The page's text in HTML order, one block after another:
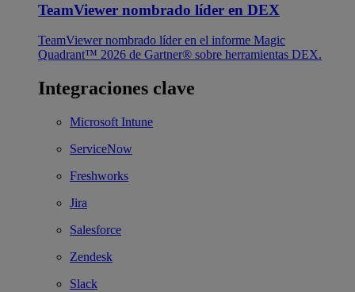
TeamViewer nombrado líder en DEX
TeamViewer nombrado líder en el informe Magic
Quadrant™ 2026 de Gartner® sobre herramientas DEX.
Integraciones clave
Microsoft Intune
ServiceNow
Freshworks
Jira
Salesforce
Zendesk
Slack